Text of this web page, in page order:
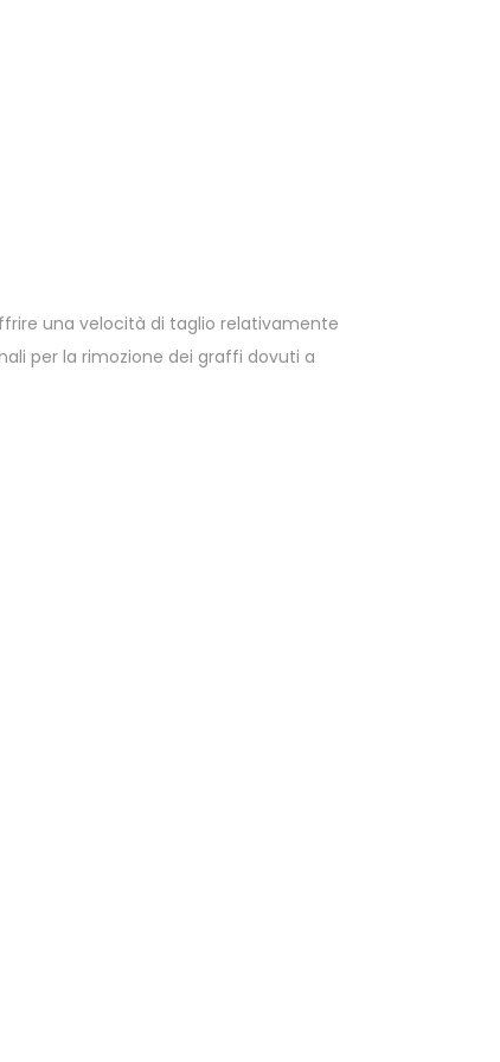
una velocità di taglio relativamente
per la rimozione dei graffi dovuti a